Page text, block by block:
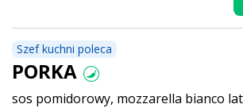
Szef kuchni poleca
PORKA
sos pomidorowy, mozzarella bianco